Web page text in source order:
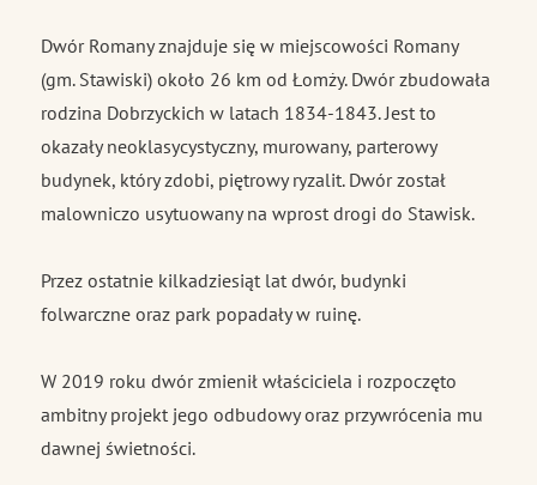
Dwór Romany znajduje się w miejscowości Romany
(gm. Stawiski) około 26 km od Łomży. Dwór zbudowała
rodzina Dobrzyckich w latach 1834-1843. Jest to
okazały neoklasycystyczny, murowany, parterowy
budynek, który zdobi, piętrowy ryzalit. Dwór został
malowniczo usytuowany na wprost drogi do Stawisk.
Przez ostatnie kilkadziesiąt lat dwór, budynki
folwarczne oraz park popadały w ruinę.
W 2019 roku dwór zmienił właściciela i rozpoczęto
ambitny projekt jego odbudowy oraz przywrócenia mu
dawnej świetności.